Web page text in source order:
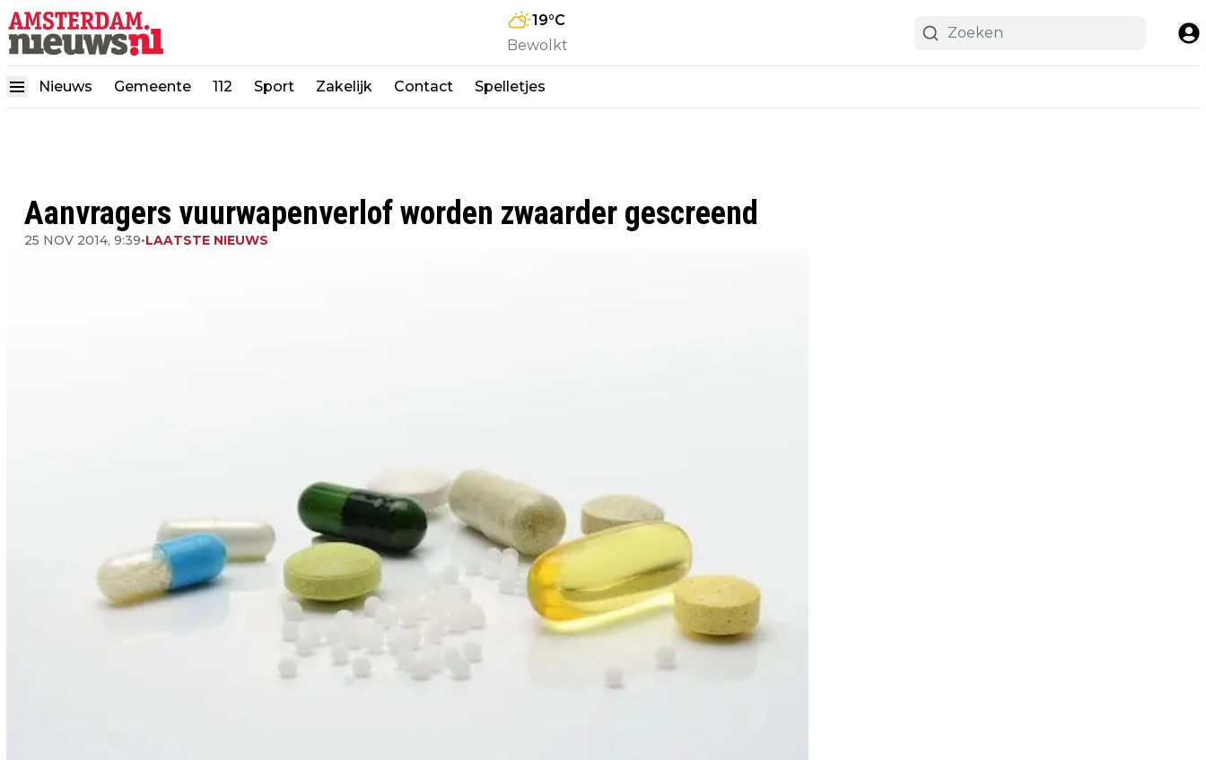
19°C
Bewolkt
Nieuws Gemeente 112 Sport Zakelijk Contact Spelletjes
Aanvragers vuurwapenverlof worden zwaarder gescreend
25 NOV 2014, 9:39•LAATSTE NIEUWS